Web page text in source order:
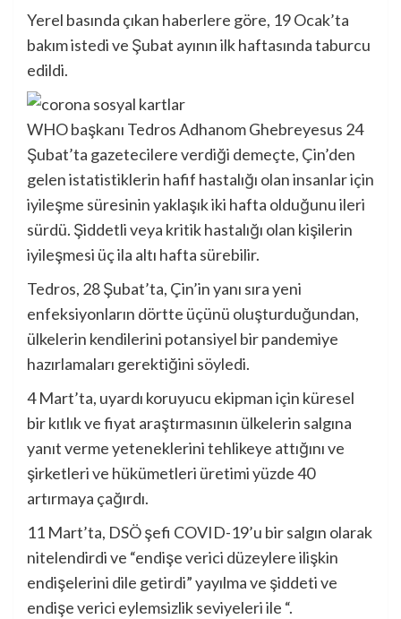
Yerel basında çıkan haberlere göre, 19 Ocak’ta
bakım istedi ve Şubat ayının ilk haftasında taburcu
edildi.
WHO başkanı Tedros Adhanom Ghebreyesus 24
Şubat’ta gazetecilere verdiği demeçte, Çin’den
gelen istatistiklerin hafif hastalığı olan insanlar için
iyileşme süresinin yaklaşık iki hafta olduğunu ileri
sürdü. Şiddetli veya kritik hastalığı olan kişilerin
iyileşmesi üç ila altı hafta sürebilir.
Tedros, 28 Şubat’ta, Çin’in yanı sıra yeni
enfeksiyonların dörtte üçünü oluşturduğundan,
ülkelerin kendilerini potansiyel bir pandemiye
hazırlamaları gerektiğini söyledi.
4 Mart’ta, uyardı koruyucu ekipman için küresel
bir kıtlık ve fiyat araştırmasının ülkelerin salgına
yanıt verme yeteneklerini tehlikeye attığını ve
şirketleri ve hükümetleri üretimi yüzde 40
artırmaya çağırdı.
11 Mart’ta, DSÖ şefi COVID-19’u bir salgın olarak
nitelendirdi ve “endişe verici düzeylere ilişkin
endişelerini dile getirdi”yayılma ve şiddeti ve
endişe verici eylemsizlik seviyeleri ile “.